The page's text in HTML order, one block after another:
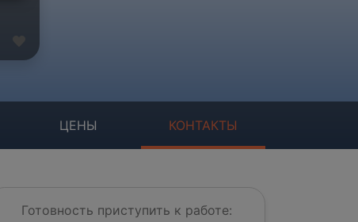
ЦЕНЫ КОНТАКТЫ
Готовность приступить к работе: